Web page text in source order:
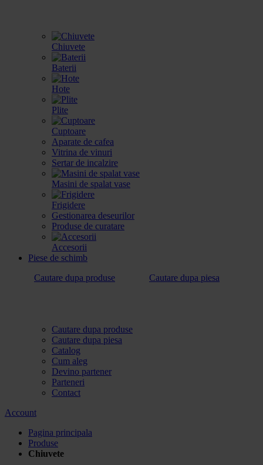
Chiuvete
Baterii
Hote
Plite
Cuptoare
Aparate de cafea
Vitrina de vinuri
Sertar de incalzire
Masini de spalat vase
Frigidere
Gestionarea deseurilor
Produse de curatare
Accesorii
Piese de schimb
Cautare dupa produse
Cautare dupa piesa
Cautare dupa produse
Cautare dupa piesa
Catalog
Cum aleg
Devino partener
Parteneri
Contact
Account
Pagina principala
Produse
Chiuvete